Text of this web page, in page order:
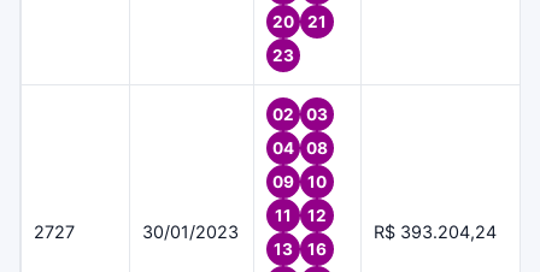
20
21
23
2727 30/01/2023
02
03
04
08
09
10
11
12
13
16
R$ 393.204,24